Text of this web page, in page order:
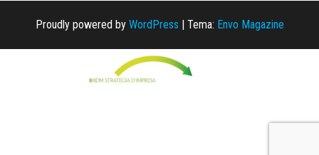
Proudly powered by WordPress | Tema: Envo Magazine